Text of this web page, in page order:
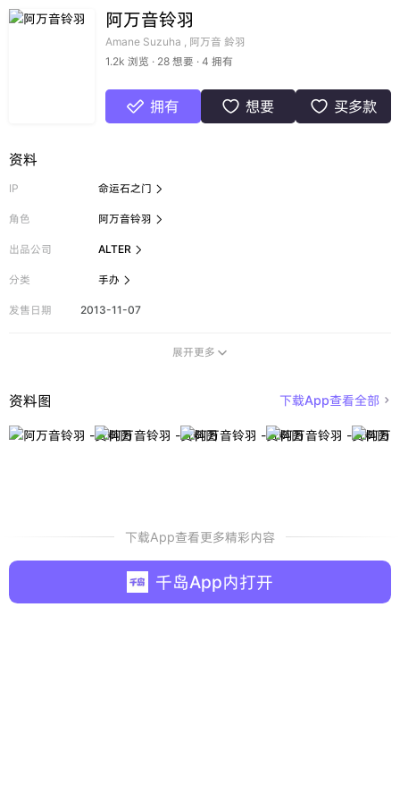
阿万音铃羽
Amane Suzuha , 阿万音 鈴羽
1.2k 浏览 · 28 想要 · 4 拥有
 拥有  想要  买多款
资料
IP 命运石之门 
角色 阿万音铃羽 
出品公司 ALTER 
分类 手办 
发售日期 2013-11-07
展开更多 
资料图 下载App查看全部 
下载App查看更多精彩内容
千岛App内打开